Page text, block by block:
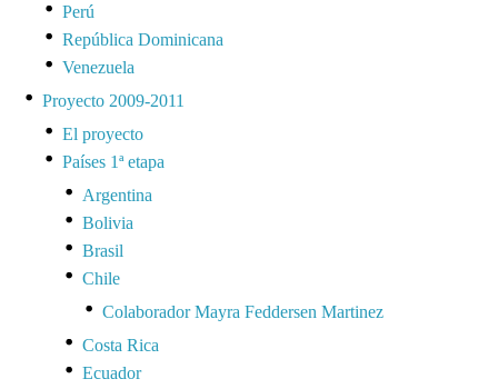
Perú
República Dominicana
Venezuela
Proyecto 2009-2011
El proyecto
Países 1ª etapa
Argentina
Bolivia
Brasil
Chile
Colaborador Mayra Feddersen Martinez
Costa Rica
Ecuador